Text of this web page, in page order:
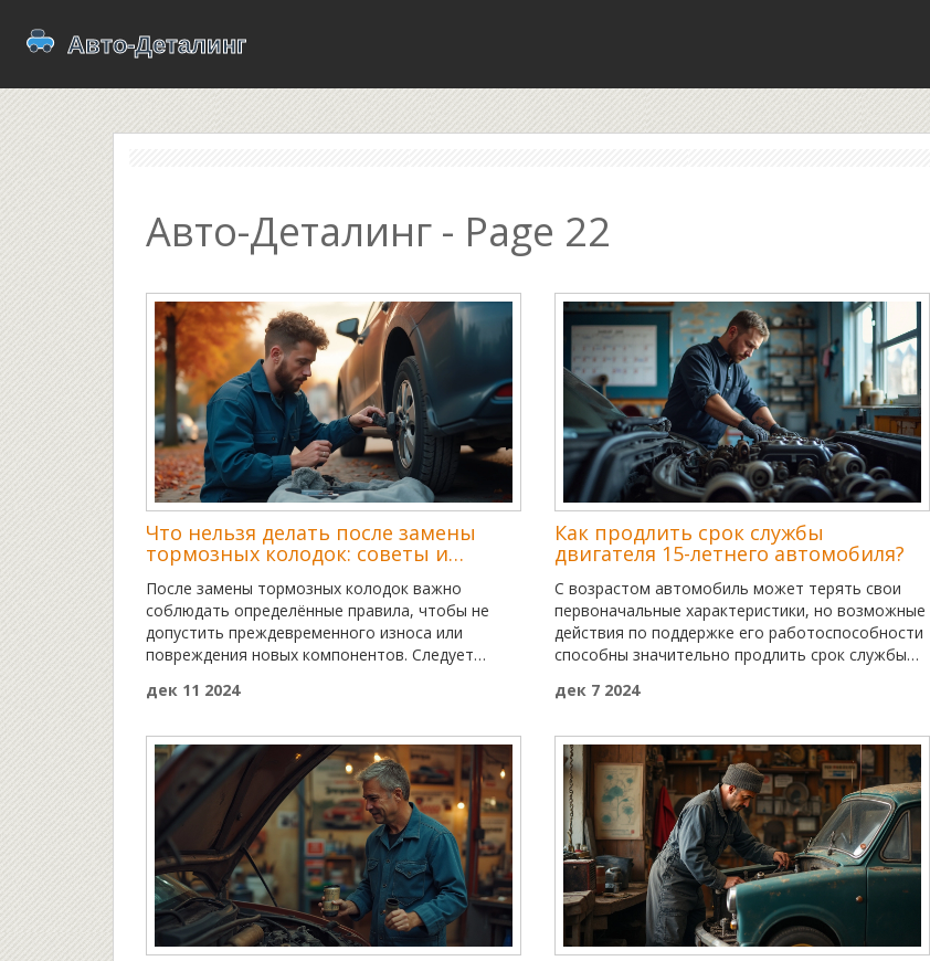
Авто-Деталинг - Page 22
Что нельзя делать после замены
тормозных колодок: советы и
рекомендации
После замены тормозных колодок важно
соблюдать определённые правила, чтобы не
допустить преждевременного износа или
повреждения новых компонентов. Следует
избегать резкого торможения и проверять
безопасность вождения и продлит срок службы
тормозной системы.
дек 11 2024
Как продлить срок службы
двигателя 15-летнего автомобиля?
С возрастом автомобиль может терять свои
первоначальные характеристики, но возможные
действия по поддержке его работоспособности
способны значительно продлить срок службы
уходом и своевременными профилактическими
проблемы. В данной статье мы обсудим, какие
шаги помогут вашему 15-летнему авто
оставаться в отличной форме. Советы
включают регулярное техническое
обслуживание, замену расходных материалов и
другие меры по поддержанию двигателя в
порядке.
дек 7 2024